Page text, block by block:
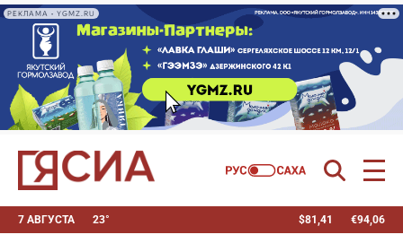
РЕКЛАМА • YGMZ.RU
7 АВГУСТА 23° $81,41 €94,06